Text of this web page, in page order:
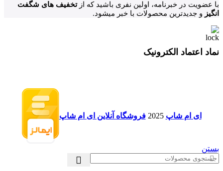
با عضویت در خبرنامه، اولین نفری باشید که ازتخفیف های شگفت
انگیز و جدیدترین محصولات با خبر میشود.
نماد اعتماد الکترونیک
ای ام شاپ 2025 فروشگاه آنلاین ای ام شاپ
بستن